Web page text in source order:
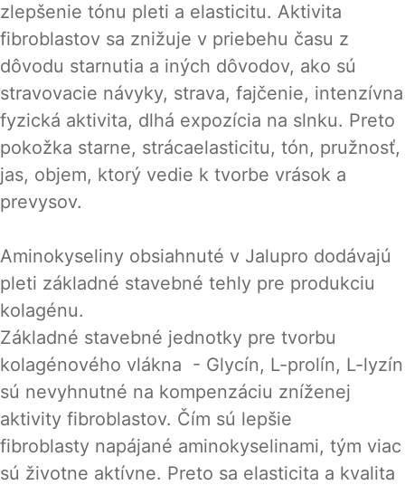
zlepšenie tónu pleti a elasticitu. Aktivita
fibroblastov sa znižuje v priebehu času z
dôvodu starnutia a iných dôvodov, ako sú
stravovacie návyky, strava, fajčenie, intenzívna
fyzická aktivita, dlhá expozícia na slnku. Preto
pokožka starne, strácaelasticitu, tón, pružnosť,
jas, objem, ktorý vedie k tvorbe vrások a
prevysov.
Aminokyseliny obsiahnuté v Jalupro dodávajú
pleti základné stavebné tehly pre produkciu
kolagénu.
Základné stavebné jednotky pre tvorbu
kolagénového vlákna - Glycín, L-prolín, L-lyzín
sú nevyhnutné na kompenzáciu zníženej
aktivity fibroblastov. Čím sú lepšie
fibroblasty napájané aminokyselinami, tým viac
sú životne aktívne. Preto sa elasticita a kvalita